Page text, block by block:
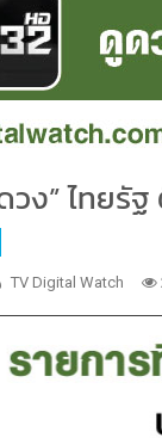
ง” ไทยรั
TV Digital Watch